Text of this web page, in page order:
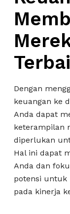
Dengan
keuangan ke
Anda dapat
keterampilan
diperlukan
Hal ini dapat
Anda dan
potensi untuk
pada kinerja